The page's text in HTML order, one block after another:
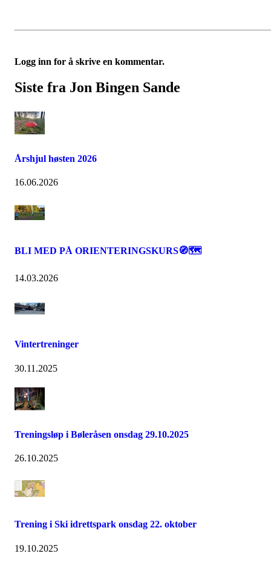
Logg inn for å skrive en kommentar.
Siste fra Jon Bingen Sande
Årshjul høsten 2026
16.06.2026
BLI MED PÅ ORIENTERINGSKURS🧭🗺️
14.03.2026
Vintertreninger
30.11.2025
Treningsløp i Bøleråsen onsdag 29.10.2025
26.10.2025
Trening i Ski idrettspark onsdag 22. oktober
19.10.2025